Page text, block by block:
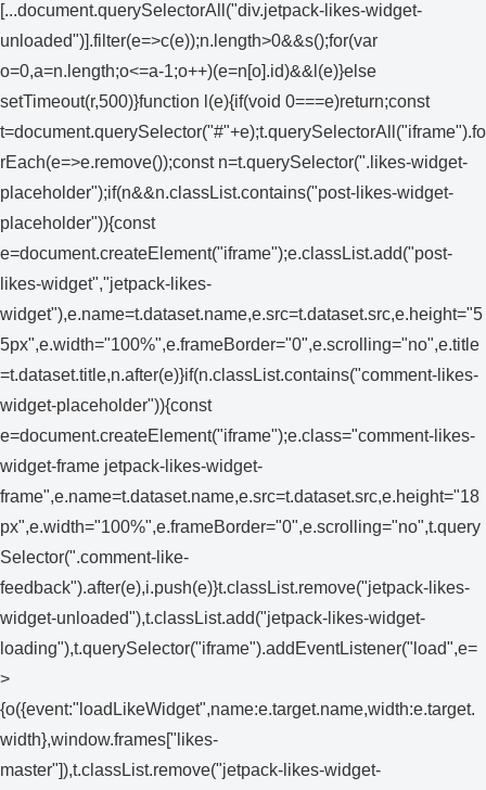
[...document.querySelectorAll("div.jetpack-likes-widget-
unloaded")].filter(e=>c(e));n.length>0&&s();for(var
o=0,a=n.length;o<=a-1;o++)(e=n[o].id)&&l(e)}else
setTimeout(r,500)}function l(e){if(void 0===e)return;const
t=document.querySelector("#"+e);t.querySelectorAll("iframe").fo
rEach(e=>e.remove());const n=t.querySelector(".likes-widget-
placeholder");if(n&&n.classList.contains("post-likes-widget-
placeholder")){const
e=document.createElement("iframe");e.classList.add("post-
likes-widget","jetpack-likes-
widget"),e.name=t.dataset.name,e.src=t.dataset.src,e.height="5
5px",e.width="100%",e.frameBorder="0",e.scrolling="no",e.title
=t.dataset.title,n.after(e)}if(n.classList.contains("comment-likes-
widget-placeholder")){const
e=document.createElement("iframe");e.class="comment-likes-
widget-frame jetpack-likes-widget-
frame",e.name=t.dataset.name,e.src=t.dataset.src,e.height="18
px",e.width="100%",e.frameBorder="0",e.scrolling="no",t.query
Selector(".comment-like-
feedback").after(e),i.push(e)}t.classList.remove("jetpack-likes-
widget-unloaded"),t.classList.add("jetpack-likes-widget-
loading"),t.querySelector("iframe").addEventListener("load",e=
>
{o({event:"loadLikeWidget",name:e.target.name,width:e.target.
width},window.frames["likes-
master"]),t.classList.remove("jetpack-likes-widget-